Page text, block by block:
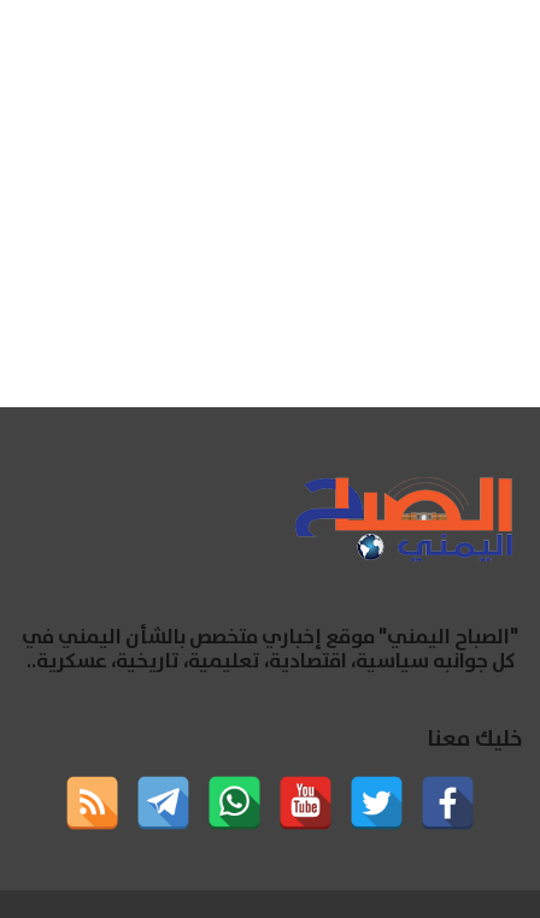
"الصباح اليمني" موقع إخباري متخصص بالشأن اليمني في
كل جوانبه سياسية، اقتصادية، تعليمية، تاريخية، عسكرية..
خليك معنا